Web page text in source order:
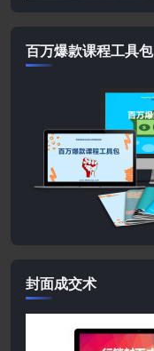
百万爆款课程工具包
封面成交术